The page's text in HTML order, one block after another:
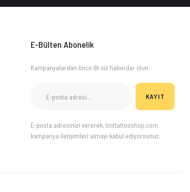
E-Bülten Abonelik
Kampanyalardan önce ilk siz haberdar olun.
KAYIT
E-posta adresinizi vererek, tmttattooshop.com
kampanya iletişimleri almayı kabul ediyorsunuz.